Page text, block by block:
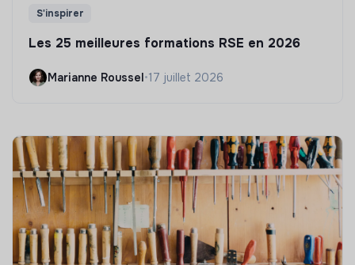
S'inspirer
Les 25 meilleures formations RSE en 2026
Marianne Roussel•17 juillet 2026